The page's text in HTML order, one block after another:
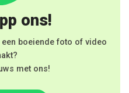
ons!
boeiende foto of video
met ons!